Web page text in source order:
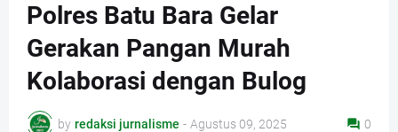
Polres Batu Bara Gelar
Gerakan Pangan Murah
Kolaborasi dengan Bulog
by redaksi jurnalisme - Agustus 09, 2025 0